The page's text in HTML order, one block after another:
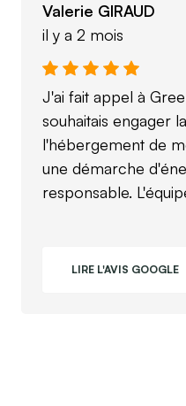
Valerie GIRAUD
il y a 2 mois
J'ai fait appel à
souhaitais engager
l'hébergement de
une démarche
responsable.
LIRE L'AVIS GOOGLE